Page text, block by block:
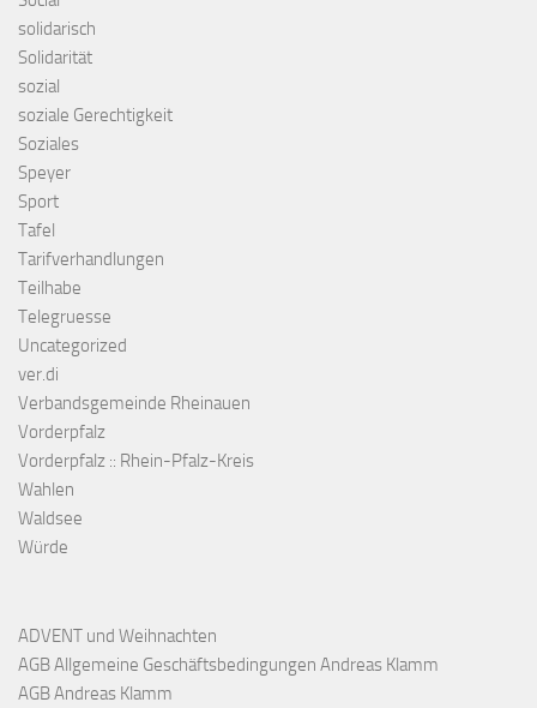
solidarisch
Solidarität
sozial
soziale Gerechtigkeit
Soziales
Speyer
Sport
Tafel
Tarifverhandlungen
Teilhabe
Telegruesse
Uncategorized
ver.di
Verbandsgemeinde Rheinauen
Vorderpfalz
Vorderpfalz :: Rhein-Pfalz-Kreis
Wahlen
Waldsee
Würde
ADVENT und Weihnachten
AGB Allgemeine Geschäftsbedingungen Andreas Klamm
AGB Andreas Klamm